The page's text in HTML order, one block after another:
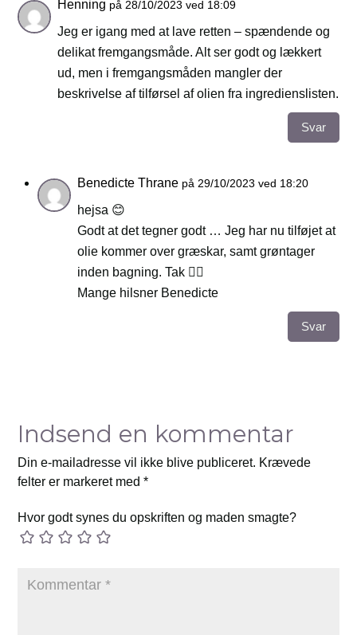
Henning på 28/10/2023 ved 18:09
Jeg er igang med at lave retten – spændende og
delikat fremgangsmåde. Alt ser godt og lækkert
ud, men i fremgangsmåden mangler der
beskrivelse af tilførsel af olien fra ingredienslisten.
Svar
Benedicte Thrane på 29/10/2023 ved 18:20
hejsa 😊
Godt at det tegner godt … Jeg har nu tilføjet at
olie kommer over græskar, samt grøntager
inden bagning. Tak 👍🏻
Mange hilsner Benedicte
Svar
Indsend en kommentar
Din e-mailadresse vil ikke blive publiceret. Krævede
felter er markeret med*
Hvor godt synes du opskriften og maden smagte?